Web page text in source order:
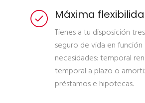
Máxima
Tienes a tu disposición
seguro de vida en
necesidades: temporal
temporal a plazo o
préstamos e hipotecas.